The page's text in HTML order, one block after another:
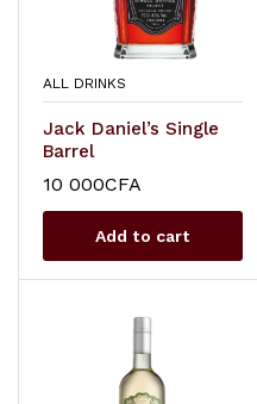
ALL DRINKS
Jack Daniel’s Single
Barrel
10 000CFA
Add to cart